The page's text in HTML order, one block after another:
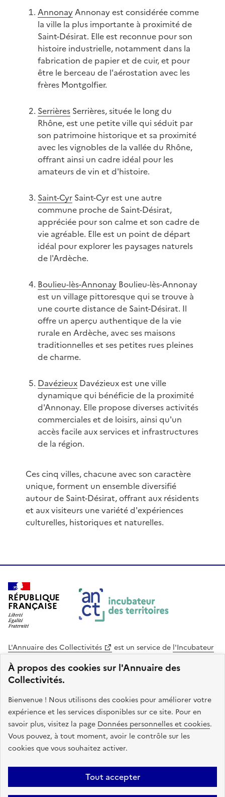
À propos des cookies sur l'Annuaire des
Collectivités.
Bienvenue ! Nous utilisons des cookies pour améliorer votre
expérience et les services disponibles sur ce site. Pour en
savoir plus, visitez la page Données personnelles et cookies.
Vous pouvez, à tout moment, avoir le contrôle sur les
cookies que vous souhaitez activer.
Tout accepter
AnnonayAnnonay est considérée comme
la ville la plus importante à proximité de
Saint-Désirat. Elle est reconnue pour son
histoire industrielle, notamment dans la
fabrication de papier et de cuir, et pour
être le berceau de l'aérostation avec les
frères Montgolfier.
SerrièresSerrières, située le long du
Rhône, est une petite ville qui séduit par
son patrimoine historique et sa proximité
avec les vignobles de la vallée du Rhône,
offrant ainsi un cadre idéal pour les
amateurs de vin et d'histoire.
Saint-CyrSaint-Cyr est une autre
commune proche de Saint-Désirat,
appréciée pour son calme et son cadre de
vie agréable. Elle est un point de départ
idéal pour explorer les paysages naturels
de l'Ardèche.
Boulieu-lès-AnnonayBoulieu-lès-Annonay
est un village pittoresque qui se trouve à
une courte distance de Saint-Désirat. Il
offre un aperçu authentique de la vie
rurale en Ardèche, avec ses maisons
traditionnelles et ses petites rues pleines
de charme.
DavézieuxDavézieux est une ville
dynamique qui bénéficie de la proximité
d'Annonay. Elle propose diverses activités
commerciales et de loisirs, ainsi qu'un
accès facile aux services et infrastructures
de la région.
Ces cinq villes, chacune avec son caractère
unique, forment un ensemble diversifié
autour de Saint-Désirat, offrant aux résidents
et aux visiteurs une variété d'expériences
culturelles, historiques et naturelles.
RÉPUBLIQUE
FRANÇAISE
L'Annuaire des Collectivités est un service de l'Incubateur
des Territoires
Cohésion des Territoires
. Le code source de ce site web
est disponible en licence libre. Le design de ce site est conçu
avec le système de design de l’État.
legifrance.gouv.fr
info.gouv.fr
service-public.gouv.fr
data.gouv.fr
Plan du site Accessibilite : non conforme
Mentions légales
Politique de confidentialité
Gestion des cookies FAQ Kit de